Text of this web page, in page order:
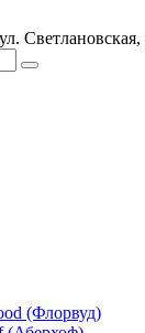
Светлановская,
(Флорвуд)